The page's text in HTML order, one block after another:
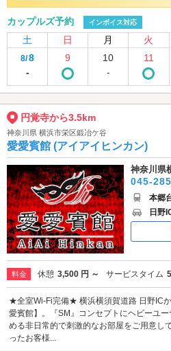
カップルズ予約 インボイス対応
土 日 月 火
8/8
-
9
10
-
11
円覚寺から3.5km
神奈川県 横浜市栄区鍛冶ケ谷
愛愛賓館 (アイアイヒンカン)
神奈川県
045-
本郷
日野
料金 休憩 3,500 円 ～ サービスタイム
★全室Wi-Fi完備★ 横浜横須賀道路 日野IC
愛賓館】。『SM』コンセプトにヘビーユ
める非日常的で刺激的なお部屋をご用意し
ったお客様...